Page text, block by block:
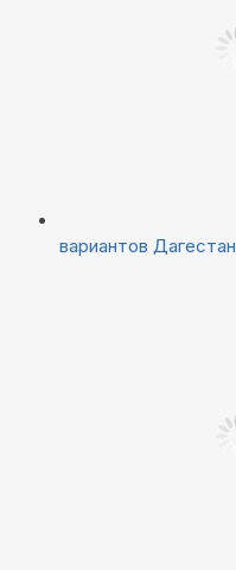
вариантов Дагестан